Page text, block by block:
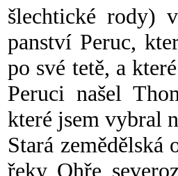
šlechtické rody)
panství Peruc,
po své tetě, a
Peruci našel
které jsem vybral
Stará
řeky Ohře